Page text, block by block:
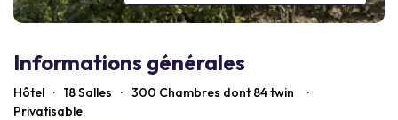
Informations générales
Hôtel · 18 Salles · 300 Chambres dont 84 twin
·
Privatisable